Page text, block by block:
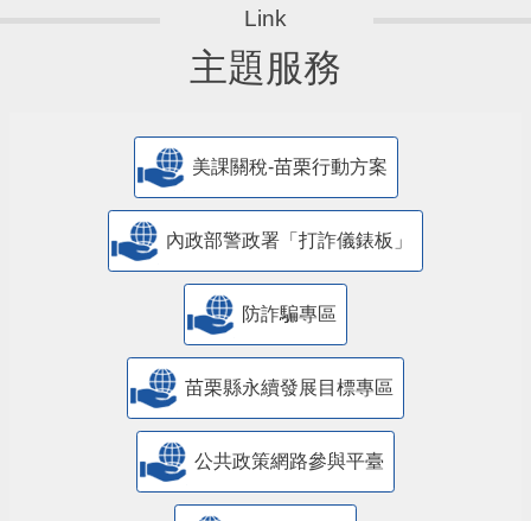
主題服務
美課關稅-苗栗行動方案
內政部警政署「打詐儀錶板」
防詐騙專區
苗栗縣永續發展目標專區
公共政策網路參與平臺